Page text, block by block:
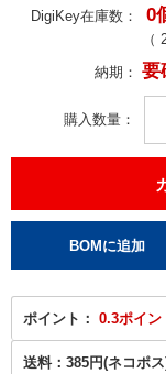
DigiKey在庫数： 0
（
納期： 要
購入数量
ポイント： 0.3ポイン
送料： 385円(ネコポ